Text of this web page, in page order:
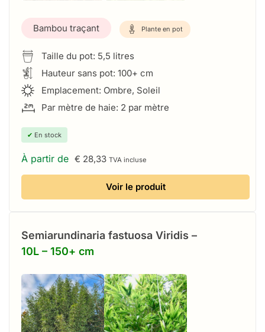
Bambou traçant Plante en pot
Taille du pot: 5,5 litres
Hauteur sans pot: 100+ cm
Emplacement: Ombre, Soleil
Par mètre de haie: 2 par mètre
✔ En stock
À partir de € 28,33 TVA incluse
Voir le produit
Semiarundinaria fastuosa Viridis –
10L – 150+ cm